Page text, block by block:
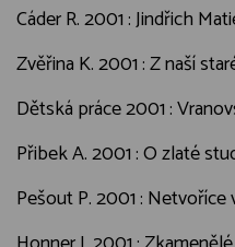
Cáder R. 2001 : Jindřich
Zvěřina K. 2001 : Z naší
Dětská práce 2001 :
Přibek A. 2001 : O zlaté
Pešout P. 2001 : Netvoříce